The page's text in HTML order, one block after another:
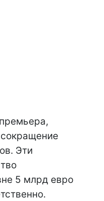
Эти
5 млрд евро